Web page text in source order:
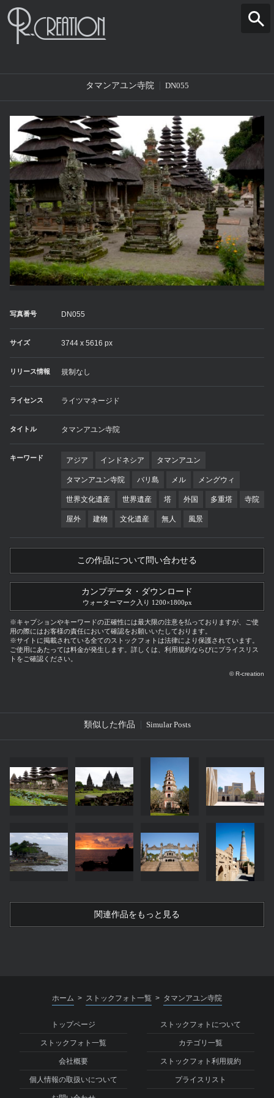
タマンアユン寺院 DN055
写真番号 DN055
サイズ 3744 x 5616 px
リリース情報 規制なし
ライセンス ライツマネージド
タイトル タマンアユン寺院
キーワード アジア インドネシア タマンアユン
タマンアユン寺院 バリ島 メル メングウィ
世界文化遺産 世界遺産 塔 外国 多重塔 寺院
屋外 建物 文化遺産 無人 風景
この作品について問い合わせる
カンプデータ・ダウンロード
ウォーターマーク入り 1200×1800px
※キャプションやキーワードの正確性には最大限の注意を払っておりますが、ご使
用の際にはお客様の責任において確認をお願いいたしております。
※サイトに掲載されている全てのストックフォトは法律により保護されています。
ご使用にあたっては料金が発生します。詳しくは、利用規約ならびにプライスリス
トをご確認ください。
© R-creation
類似した作品 Simular Posts
関連作品をもっと見る
ホーム > ストックフォト一覧 > タマンアユン寺院
トップページ ストックフォトについて
ストックフォト一覧 カテゴリ一覧
会社概要 ストックフォト利用規約
個人情報の取扱いについて プライスリスト